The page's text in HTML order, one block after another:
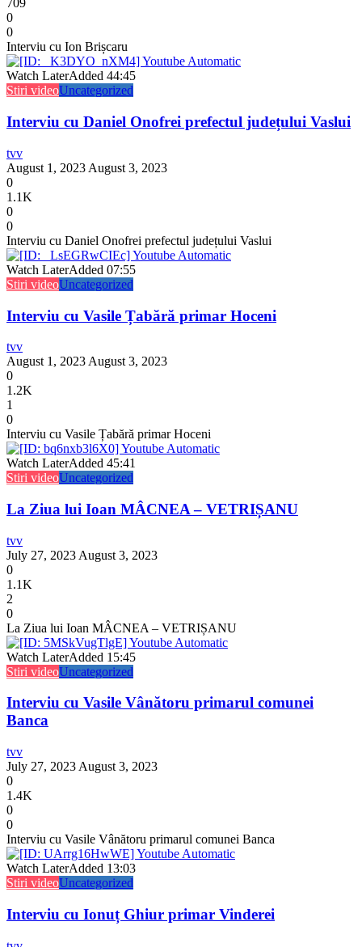
709
0
0
Interviu cu Ion Brișcaru
Watch LaterAdded 44:45
Stiri videoUncategorized
Interviu cu Daniel Onofrei prefectul județului Vaslui
tvv
August 1, 2023 August 3, 2023
0
1.1K
0
0
Interviu cu Daniel Onofrei prefectul județului Vaslui
Watch LaterAdded 07:55
Stiri videoUncategorized
Interviu cu Vasile Țabără primar Hoceni
tvv
August 1, 2023 August 3, 2023
0
1.2K
1
0
Interviu cu Vasile Țabără primar Hoceni
Watch LaterAdded 45:41
Stiri videoUncategorized
La Ziua lui Ioan MÂCNEA – VETRIȘANU
tvv
July 27, 2023 August 3, 2023
0
1.1K
2
0
La Ziua lui Ioan MÂCNEA – VETRIȘANU
Watch LaterAdded 15:45
Stiri videoUncategorized
Interviu cu Vasile Vânătoru primarul comunei
Banca
tvv
July 27, 2023 August 3, 2023
0
1.4K
0
0
Interviu cu Vasile Vânătoru primarul comunei Banca
Watch LaterAdded 13:03
Stiri videoUncategorized
Interviu cu Ionuț Ghiur primar Vinderei